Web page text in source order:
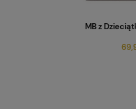
Archaniołowie